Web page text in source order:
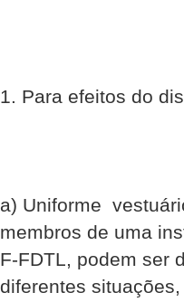
1. Para efeitos do
a) Uniforme 
membros de uma
F-FDTL, podem ser
diferentes